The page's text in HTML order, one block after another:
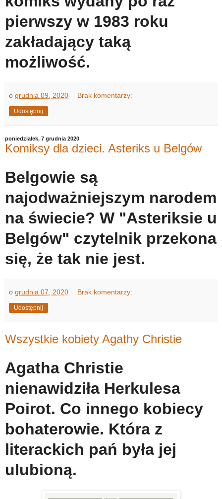
pierwszy w 1983 roku
zakładający taką
możliwość.
o grudnia 09, 2020 Brak komentarzy:
Udostępnij
poniedziałek, 7 grudnia 2020
Komiksy dla dzieci. Asteriks u Belgów
Belgowie są
najodważniejszym narodem
na świecie? W "Asteriksie u
Belgów" czytelnik przekona
się, że tak nie jest.
o grudnia 07, 2020 Brak komentarzy:
Udostępnij
Wszystkie kobiety Agathy Christie
Agatha Christie
nienawidziła Herkulesa
Poirot. Co innego kobiecy
bohaterowie. Która z
literackich pań była jej
ulubioną.